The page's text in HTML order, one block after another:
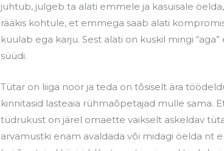
juhtub, julgeb ta alati emmele ja kasuisale
rääkis kohtule, et emmega saab alati
kuulab ega karju. Sest alati on kuskil mingi
süüdi.
Tütar on liiga noor ja teda on tõsiselt ära
kinnitasid lasteaia rühmaõpetajad mulle sama.
tüdrukust on järel omaette vaikselt askeldav
arvamustki enam avaldada või midagi öelda nt